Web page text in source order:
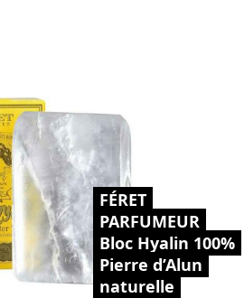
FÉRET
PARFUMEUR
Bloc Hyalin 100%
Pierre d’Alun
naturelle